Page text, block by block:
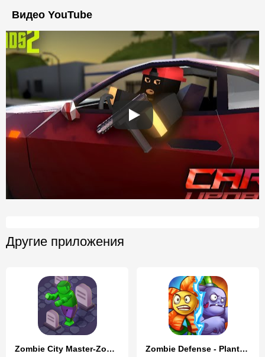
Видео YouTube
Другие приложения
Zombie City Master-Zombie Game Zombie Defense - Plants War